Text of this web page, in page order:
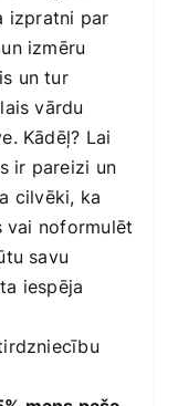
izpratni par
izmēru
un tur
vārdu
Kādēļ? Lai
ir pareizi un
cilvēki, ka
vai noformulēt
savu
iespēja